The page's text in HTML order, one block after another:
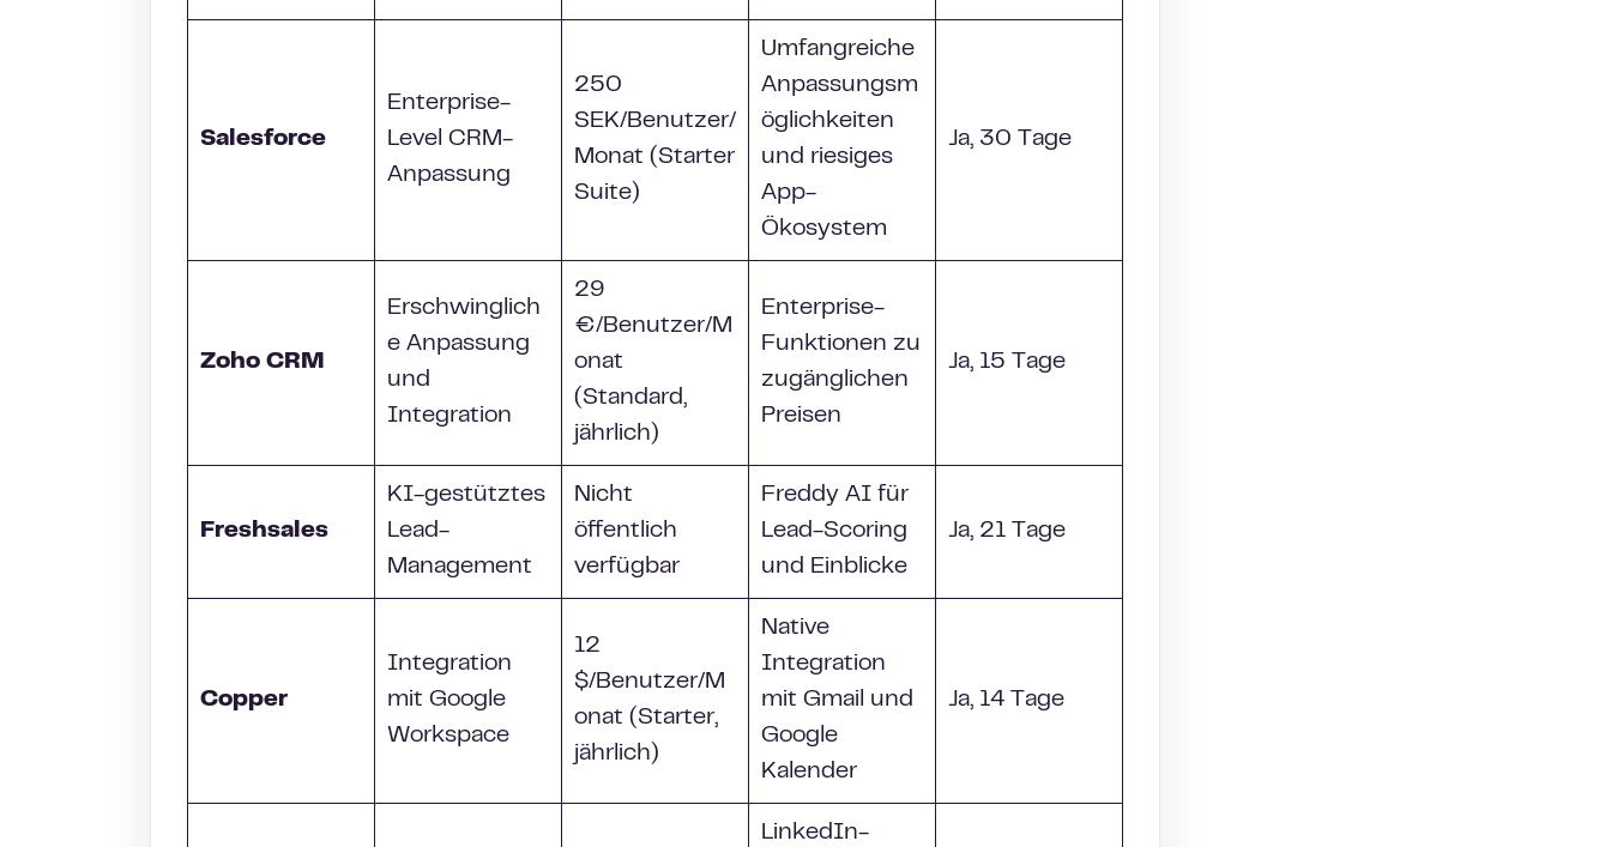
Salesforce
Enterprise-
Level CRM-
Anpassung
250
SEK/Benutzer/
Monat (Starter
Suite)
Umfangreiche
Anpassungsm
öglichkeiten
und riesiges
App-
Ökosystem
Ja, 30 Tage
Zoho CRM
Erschwinglich
e Anpassung
und
Integration
29
€/Benutzer/M
onat
(Standard,
jährlich)
Enterprise-
Funktionen zu
zugänglichen
Preisen
Ja, 15 Tage
Freshsales
KI-gestütztes
Lead-
Management
Nicht
öffentlich
verfügbar
Freddy AI für
Lead-Scoring
und Einblicke
Ja, 21 Tage
Copper
Integration
mit Google
Workspace
12
$/Benutzer/M
onat (Starter,
jährlich)
Native
Integration
mit Gmail und
Google
Kalender
Ja, 14 Tage
LinkedIn-